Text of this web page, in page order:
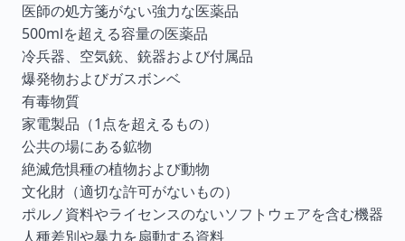
医師の処方箋がない強力な医薬品
500mlを超える容量の医薬品
冷兵器、空気銃、銃器および付属品
爆発物およびガスボンベ
有毒物質
家電製品（1点を超えるもの）
公共の場にある鉱物
絶滅危惧種の植物および動物
文化財（適切な許可がないもの）
ポルノ資料やライセンスのないソフトウェアを含む機器
人種差別や暴力を扇動する資料